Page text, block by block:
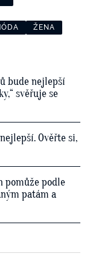
ŽENA
bude nejlepší
svěřuje se
Ověřte si,
pomůže podle
patám a